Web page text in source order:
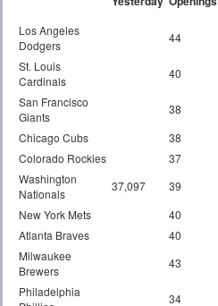
Los Angeles
Dodgers
44
St. Louis
Cardinals
40
San Francisco
Giants
38
Chicago Cubs
38
Colorado Rockies
37
Washington
Nationals
37,097 39
New York Mets
40
Atlanta Braves
40
Milwaukee
Brewers
43
Philadelphia
34